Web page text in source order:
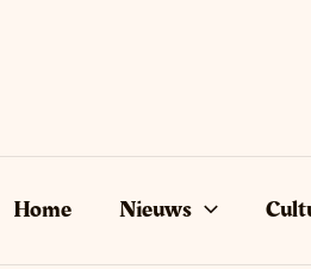
Home Nieuws